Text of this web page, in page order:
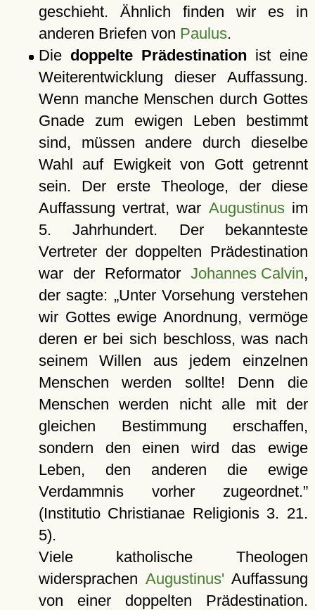
geschieht. Ähnlich finden wir es in
anderen Briefen von Paulus.
Die doppelte Prädestination ist eine
Weiterentwicklung dieser Auffassung.
Wenn manche Menschen durch Gottes
Gnade zum ewigen Leben bestimmt
sind, müssen andere durch dieselbe
Wahl auf Ewigkeit von Gott getrennt
sein. Der erste Theologe, der diese
Auffassung vertrat, war Augustinusim
5. Jahrhundert. Der bekannteste
Vertreter der doppelten Prädestination
war der Reformator Johannes Calvin,
der sagte:
Unter Vorsehung verstehen
wir Gottes ewige Anordnung, vermöge
deren er bei sich beschloss, was nach
seinem Willen aus jedem einzelnen
Menschen werden sollte! Denn die
Menschen werden nicht alle mit der
gleichen Bestimmung erschaffen,
sondern den einen wird das ewige
Leben, den anderen die ewige
Verdammnis vorher zugeordnet.
(Institutio Christianae Religionis 3. 21.
5).
Viele katholische Theologen
widersprachen Augustinus' Auffassung
von einer doppelten Prädestination.